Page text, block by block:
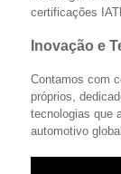
certificações
Inovação e
Contamos com
próprios,
tecnologias que
automotivo global.